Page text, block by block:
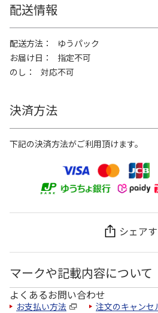
配送情報
配送方法
ゆうパック
お届け日
指定不可
のし
対応不可
決済方法
下記の決済方法がご利用頂けます。
シェア
マークや記載内容について
よくあるお問い合わせ
お支払い方法 注文のキャンセ